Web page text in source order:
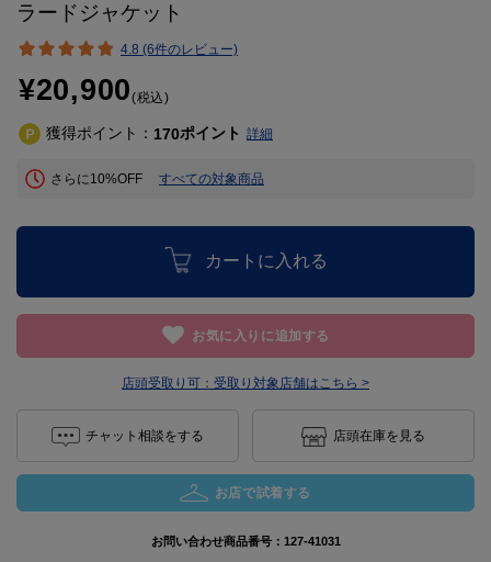
ラードジャケット
4.8 (6件のレビュー)
¥20,900(税込)
獲得ポイント： 170ポイント 詳細
さらに10%OFF すべての対象商品
カートに入れる
お気に入りに追加する
店頭受取り可： 受取り対象店舗はこちら >
チャット相談をする 店頭在庫を見る
お店で試着する
お問い合わせ商品番号： 127-41031